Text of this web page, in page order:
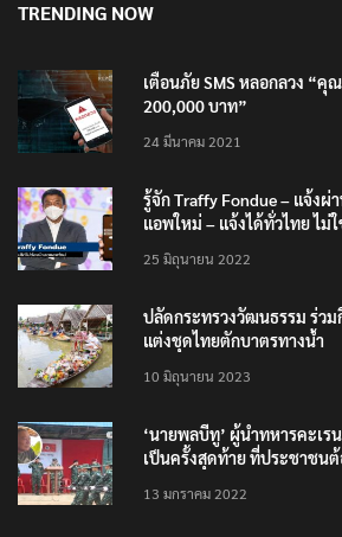
TRENDING NOW
เตือนภัย SMS หลอกลวง “คุ
200,000 บาท”
24 มีนาคม 2021
รู้จัก Traffy Fondue – แจ้งผ่
แอพใหม่ – แจ้งได้ทั่วไทย ไม่
25 มิถุนายน 2022
ปลัดกระทรวงวัฒนธรรม ร่วม
แต่งชุดไทยตักบาตรทางน้ำ
10 มิถุนายน 2023
‘นายพลบีทู’ ผู้นำทหารคะเร
เป็นครั้งสุดท้าย ที่ประชาชน
13 มกราคม 2022